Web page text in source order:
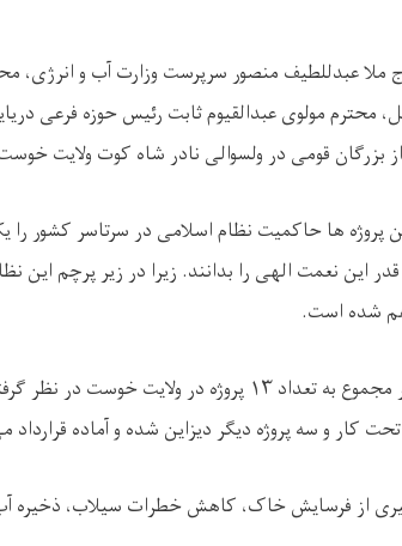
ملا عبدللطیف منصور سرپرست وزارت آب و انرژی،
محترم مولوی عبدالقیوم ثابت رئیس حوزه فرعی
قومی در ولسوالی نادر شاه کوت ولایت خوست
پروژه ها حاکمیت نظام اسلامی در سرتاسر کشور
این نعمت الهی را بدانند. زیرا در زیر پرچم این
شده است.
به تعداد۱۳ پروژه در ولایت خوست در نظر
کار و سه پروژه دیگر دیزاین شده و آماده قرارداد
از فرسایش خاک، کاهش خطرات سیلاب، ذخیره